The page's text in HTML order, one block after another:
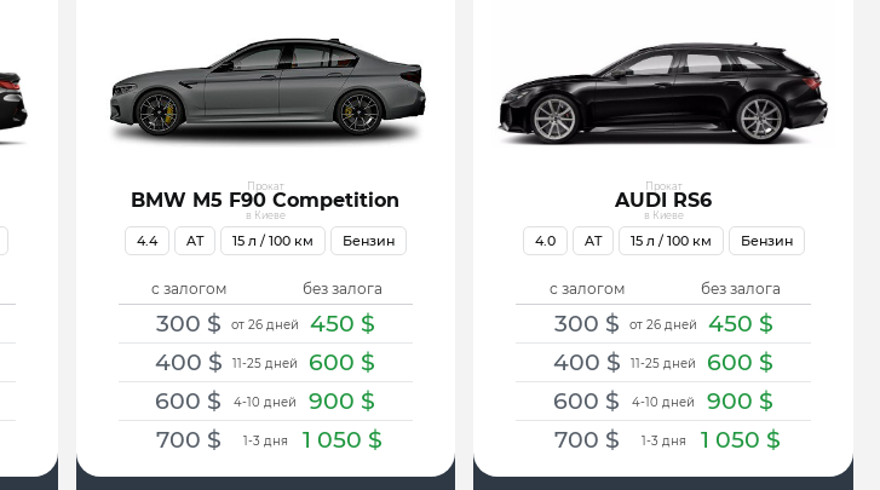
Прокат
BMW M5 F90 Competition
в Киеве
с залогом
от 26 дней
300 $
11-25 дней
400 $
4-10 дней
600 $
1-3 дня
700 $
без залога
450 $
600 $
900 $
1 050 $
4.4 AT 15 л / 100 км Бензин
Прокат
AUDI RS6
в Киеве
с залогом
от 26 дней
300 $
11-25 дней
400 $
4-10 дней
600 $
1-3 дня
700 $
без залога
450 $
600 $
900 $
1 050 $
4.0 AT 15 л / 100 км Бензин